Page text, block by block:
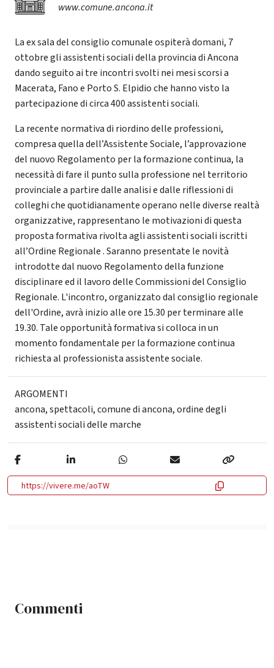
www.comune.ancona.it
La ex sala del consiglio comunale ospiterà domani, 7
ottobre gli assistenti sociali della provincia di Ancona
dando seguito ai tre incontri svolti nei mesi scorsi a
Macerata, Fano e Porto S. Elpidio che hanno visto la
partecipazione di circa 400 assistenti sociali.
La recente normativa di riordino delle professioni,
compresa quella dell’Assistente Sociale, l’approvazione
del nuovo Regolamento per la formazione continua, la
necessità di fare il punto sulla professione nel territorio
provinciale a partire dalle analisi e dalle riflessioni di
colleghi che quotidianamente operano nelle diverse realtà
organizzative, rappresentano le motivazioni di questa
proposta formativa rivolta agli assistenti sociali iscritti
all’Ordine Regionale . Saranno presentate le novità
introdotte dal nuovo Regolamento della funzione
disciplinare ed il lavoro delle Commissioni del Consiglio
Regionale. L'incontro, organizzato dal consiglio regionale
dell'Ordine, avrà inizio alle ore 15.30 per terminare alle
19.30. Tale opportunità formativa si colloca in un
momento fondamentale per la formazione continua
richiesta al professionista assistente sociale.
ARGOMENTI
ancona,spettacoli,comune di ancona,ordine degli
assistenti sociali delle marche
https://vivere.me/aoTW
Commenti